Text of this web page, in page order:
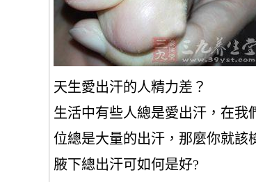
天生愛出汗的人精力差？
生活中有些人總是愛出汗，在我
位總是大量的出汗，那麼你就該
腋下總出汗可如何是好?